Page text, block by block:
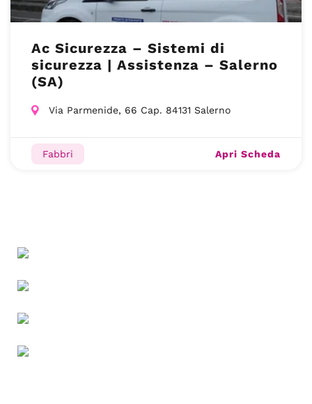
Ac Sicurezza – Sistemi di
sicurezza | Assistenza – Salerno
(SA)
Via Parmenide, 66 Cap. 84131 Salerno
Fabbri Apri Scheda